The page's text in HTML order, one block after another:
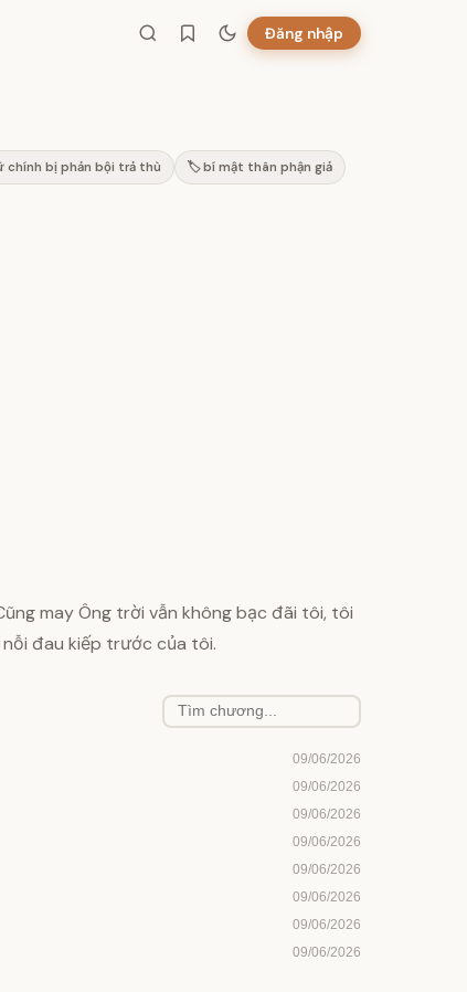
Đăng nhập
chính bị phản bội trả thù 🏷️ bí mật thân phận giả
may Ông trời vẫn không bạc đãi tôi, tôi
đau kiếp trước của tôi.
09/06/2026
09/06/2026
09/06/2026
09/06/2026
09/06/2026
09/06/2026
09/06/2026
09/06/2026